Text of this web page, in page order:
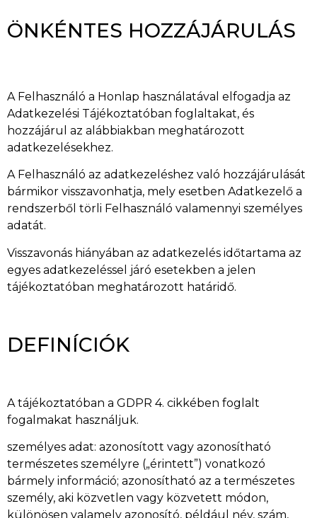
ÖNKÉNTES HOZZÁJÁRULÁS
A Felhasználó a Honlap használatával elfogadja az
Adatkezelési Tájékoztatóban foglaltakat, és
hozzájárul az alábbiakban meghatározott
adatkezelésekhez.
A Felhasználó az adatkezeléshez való hozzájárulását
bármikor visszavonhatja, mely esetben Adatkezelő a
rendszerből törli Felhasználó valamennyi személyes
adatát.
Visszavonás hiányában az adatkezelés időtartama az
egyes adatkezeléssel járó esetekben a jelen
tájékoztatóban meghatározott határidő.
DEFINÍCIÓK
A tájékoztatóban a GDPR 4. cikkében foglalt
fogalmakat használjuk.
személyes adat: azonosított vagy azonosítható
természetes személyre („érintett”) vonatkozó
bármely információ; azonosítható az a természetes
személy, aki közvetlen vagy közvetett módon,
különösen valamely azonosító, például név, szám,